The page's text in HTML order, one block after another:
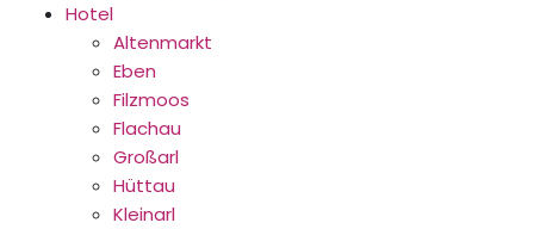
Hotel
Altenmarkt
Eben
Filzmoos
Flachau
Großarl
Hüttau
Kleinarl